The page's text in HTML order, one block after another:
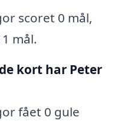
scoret 0 mål,
mål.
kort har Peter
fået 0 gule